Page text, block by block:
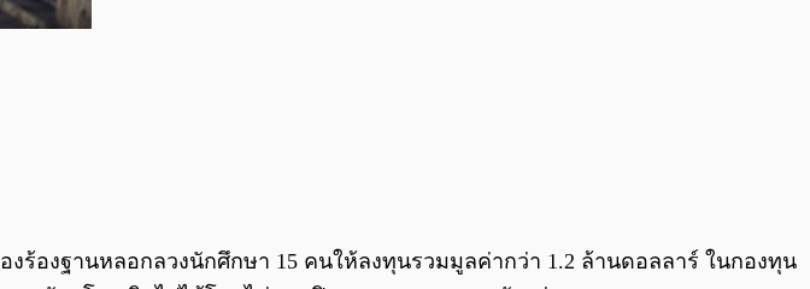
0:00
องฐานหลอกลวงนักศึกษา 15 คนให้ลงทุนรวมมูลค่ากว่า 1.2 ล้านดอลลาร์ ในกองทุน